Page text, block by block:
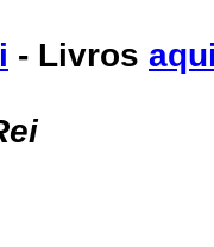
- Livros